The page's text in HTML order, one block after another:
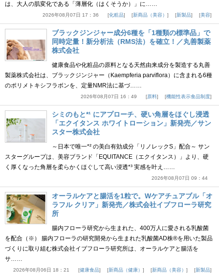
は、大人の肌変化である「薄層化（はくそうか）」に……
2026年08月07日 17：36 化粧品 新商品（美容） 新製品 美容
ブラックジンジャー成分6種を「1種類の標準品」で
同時定量！新分析法（RMS法）を確立！／丸善製薬
株式会社
健康食品や化粧品の原料となる天然由来成分を製造する丸善
製薬株式会社は、ブラックジンジャー（Kaempferia parviflora）に含まれる6種
のポリメトキシフラボンを、定量NMR法に基づ……
2026年08月07日 16：49 原料 機能性表示食品制度
シミのもと*¹ にアプローチ、硬い角層をほぐし浸透
「エクイタンス ホワイトローション」新発売／サン
スター株式会社
～日本で唯一*² の美白有効成分「リノレックS」配合～ サン
スターグループは、美容ブランド「EQUITANCE（エクイタンス）」より、硬
く厚くなった角層を柔らかくほぐして高い浸透*³ 実感を叶え……
2026年08月07日 09：44
オーラルケアと腸活を1粒で。Wケアチュアブル「オ
ラフル クリア」新発売／株式会社イブフローラ研究
所
腸内フローラ研究から生まれた、400万人に愛される乳酸菌
を配合（※） 腸内フローラの研究開発から生まれた乳酸菌AD株®を用いた製品
づくりに取り組む株式会社イブフローラ研究所は、オーラルケアと腸活を
サ……
2026年08月06日 18：21 健康食品 新商品（健康） 新商品（美容） 新製品